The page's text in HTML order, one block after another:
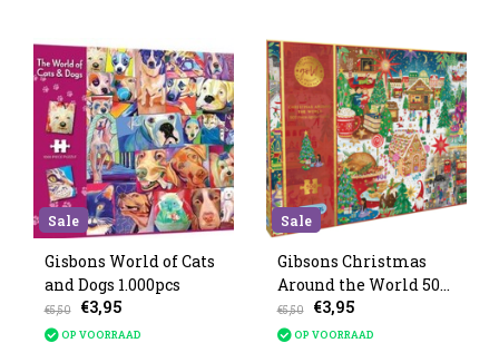
Sale
Gisbons World of Cats
and Dogs 1.000pcs
€5,50 €3,95
OP VOORRAAD
Sale
Gibsons Christmas
Around the World 500
stukjes
€5,50 €3,95
OP VOORRAAD